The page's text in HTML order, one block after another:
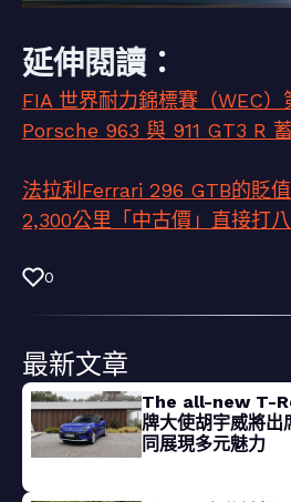
延伸閱讀：
FIA 世界耐力錦標賽（WEC
Porsche 963 與 911 GT3 R
法拉利Ferrari 296 GTB的貶
2,300公里「中古價」直接打八
0
最新文章
The all-new T-
牌大使胡宇威將
同展現多元魅力